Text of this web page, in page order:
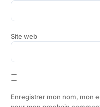
Site web
Enregistrer mon nom, mon